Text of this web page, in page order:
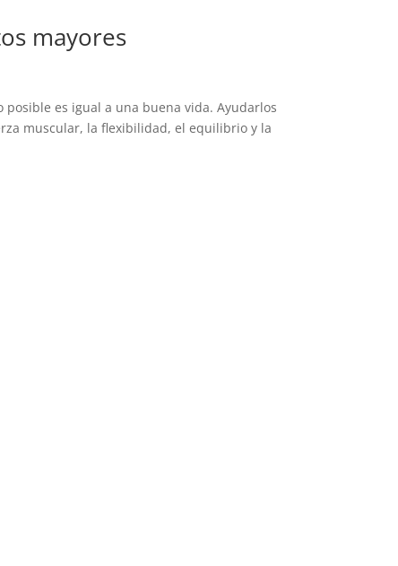
mayores
es igual a una buena vida. Ayudarlos
muscular, la flexibilidad, el equilibrio y la